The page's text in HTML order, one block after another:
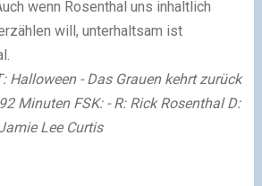
wenn Rosenthal uns inhaltlich
will, unterhaltsam ist
Halloween - Das Grauen kehrt zurück
Minuten FSK: - R: Rick Rosenthal D:
Lee Curtis